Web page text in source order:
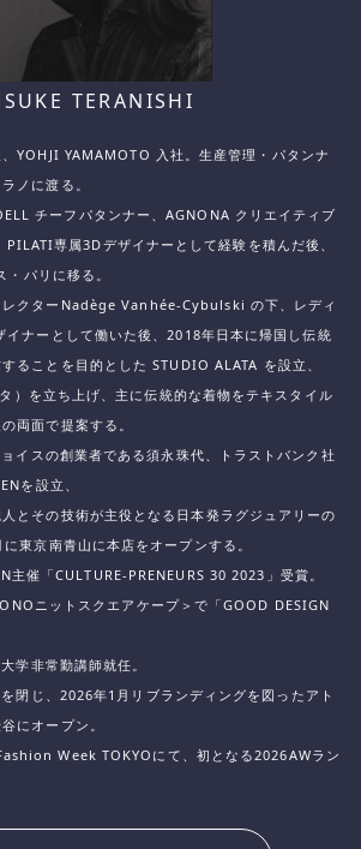
TERANISHI
YOHJI YAMAMOTO 入社。生産管理・パタンナ
ノに渡る。
チーフパタンナー、AGNONA クリエイティブ
PILATI専属3Dデザイナーとして経験を積んだ後、
パリに移る。
レクターNadège Vanhée-Cybulski の下、レディ
イナーとして働いた後、2018年日本に帰国し伝統
ることを目的としたSTUDIO ALATA を設立、
） を立ち上げ、主に伝統的な着物をテキスタイル
両面で提案する。
イスの創業者である須永珠代、トラストバンク社
を設立、
とその技術が主役となる日本発ラグジュアリーの
東京南青山に本店をオープンする。
主催「CULTURE-PRENEURS 30 2023」受賞。
ニットスクエアケープ＞で「GOOD DESIGN
学非常勤講師就任。
閉じ、2026年1月リブランディングを図ったアト
にオープン。
Week TOKYOにて、初となる2026AWラン